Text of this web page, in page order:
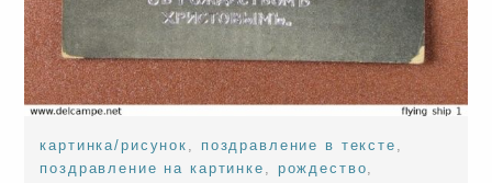
картинка/рисунок поздравление в тексте
поздравление на картинке
рождество